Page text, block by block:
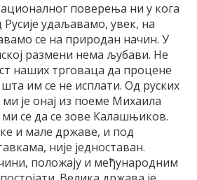
поверења ни у кога
удаљавамо, увек, на
се на природан начин. У
размени нема љубави. Не
наших трговаца да процене
им се не исплати. Од руских
је онај из поеме Михаила
се да се зове Калашњиков.
и мале државе, и под
није једноставан.
положају и међународним